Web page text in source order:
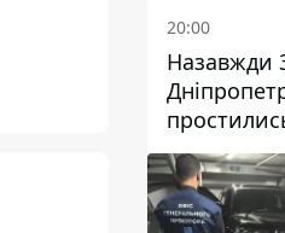
20:00
Назавжди